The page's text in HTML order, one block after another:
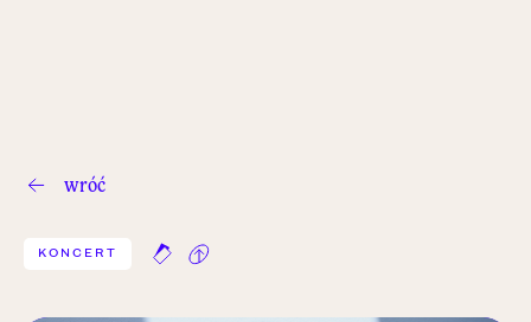
wróć
KONCERT